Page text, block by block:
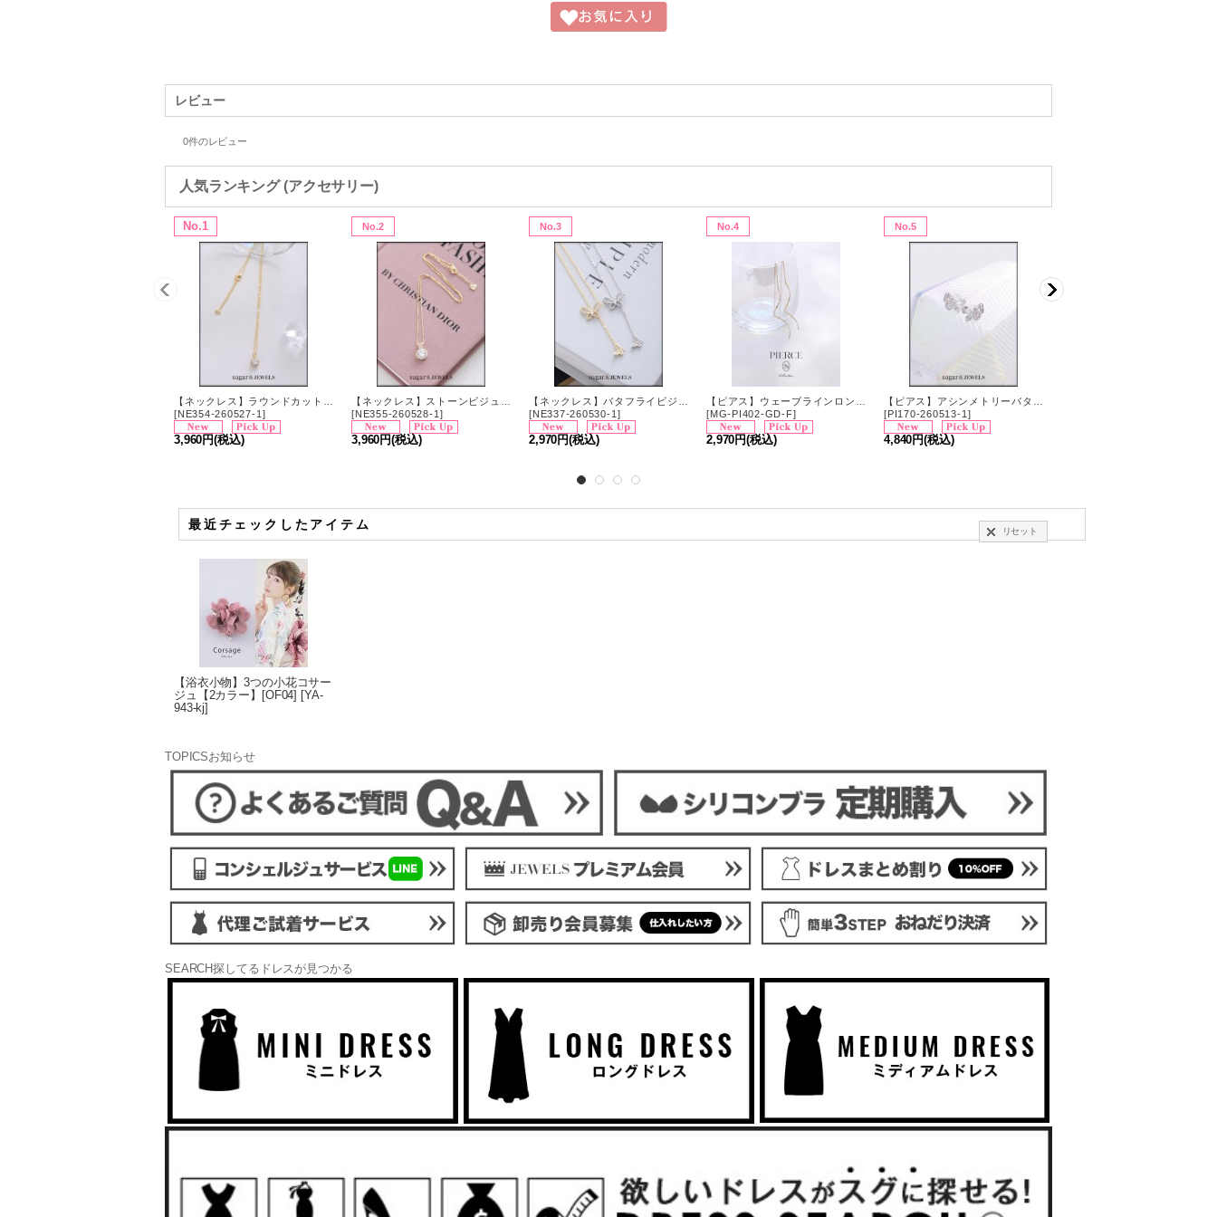
レビュー
0件のレビュー
人気ランキング (アクセサリー)
No.1
[NE354-260527-1 ]
3,960円(税込)
No.2
[NE355-260528-1 ]
3,960円(税込)
No.3
[NE337-260530-1 ]
2,970円(税込)
No.4
[MG-PI402-GD-F]
2,970円(税込)
No.5
[PI170-260513-1 ]
4,840円(税込)
最近チェックしたアイテム リセット
【浴衣小物】3つの小花コサー
ジュ【2カラー】[OF04] [YA-
943-kj]
TOPICSお知らせ
SEARCH探してるドレスが見つかる